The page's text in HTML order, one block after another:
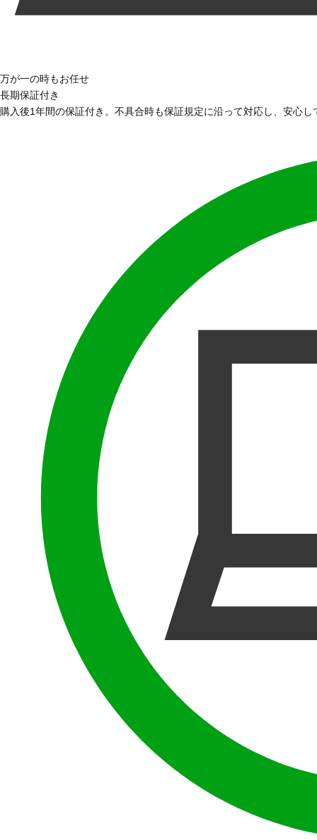
万が一の時もお任せ
長期保証付き
購入後1年間の保証付き。不具合時も保証規定に沿って対応し、安心